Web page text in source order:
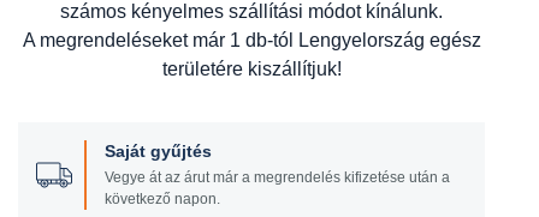
számos kényelmes szállítási módot kínálunk.
A megrendeléseket már 1 db-tól Lengyelország egész
területére kiszállítjuk!
Saját gyűjtés
Vegye át az árut már a megrendelés kifizetése után a
következő napon.